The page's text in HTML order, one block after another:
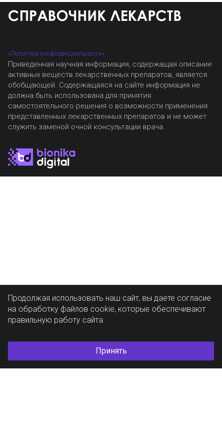
«Политика конфиденциальности»
Приведенная научная информация, содержащая описание
активных веществ лекарственных препаратов, является
обобщающей. Содержащаяся на сайте информация не
должна быть использована для принятия
самостоятельного решения о возможности применения
представленных лекарственных препаратов и не может
служить заменой очной консультации врача.
Продолжая использовать наш сайт, вы даете согласие
на обработку файлов cookie, которые обеспечивают
правильную работу сайта.
Принять